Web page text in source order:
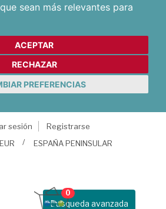
sean más relevantes para
ACEPTAR
RECHAZAR
PREFERENCIAS
sesión
Registrarse
EUR ESPAÑA PENINSULAR
Busqueda avanzada
0